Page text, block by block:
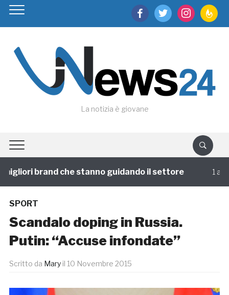
facebooktwitter instagram
La notizia è giovane
brand che stanno guidando il settore 1 annofa
SPORT
Scandalo doping in Russia.
Putin: “Accuse infondate”
Scritto da Mary il 10 Novembre 2015